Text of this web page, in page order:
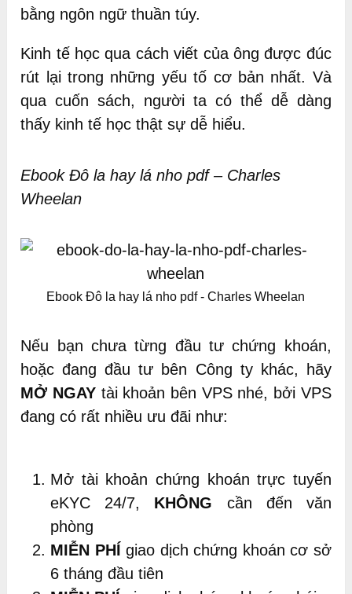
bằng ngôn ngữ thuần túy.
Kinh tế học qua cách viết của ông được đúc
rút lại trong những yếu tố cơ bản nhất. Và
qua cuốn sách, người ta có thể dễ dàng
thấy kinh tế học thật sự dễ hiểu.
Ebook Đô la hay lá nho pdf – Charles
Wheelan
Ebook Đô la hay lá nho pdf - Charles Wheelan
Nếu bạn chưa từng đầu tư chứng khoán,
hoặc đang đầu tư bên Công ty khác, hãy
MỞ NGAYtài khoản bên VPS nhé, bởi VPS
đang có rất nhiều ưu đãi như:
Mở tài khoản chứng khoán trực tuyến
eKYC 24/7, KHÔNG cần đến văn
phòng
MIỄN PHÍ giao dịch chứng khoán cơ sở
6 tháng đầu tiên